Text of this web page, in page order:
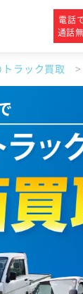
電話
通話
ラック買取